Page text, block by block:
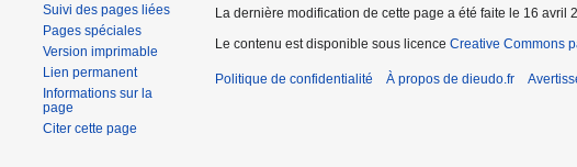
Suivi des pages liées
Pages spéciales
Version imprimable
Lien permanent
Informations sur la
page
Citer cette page
La dernière modification de cette page a été faite le 16 avril
Le contenu est disponible sous licence Creative Commons
Politique de confidentialité À propos de dieudo.fr